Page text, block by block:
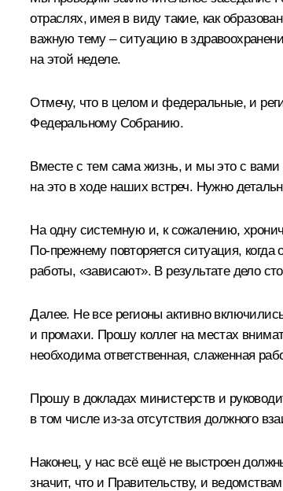
отраслях, имея в виду такие, как
важную тему – ситуацию в
на этой неделе.
Отмечу, что в целом и федеральные, и
Федеральному Собранию.
Вместе с тем сама жизнь, и мы это с вами
на это в ходе наших встреч. Нужно
На одну системную и, к сожалению,
По‑прежнему повторяется ситуация,
работы, «зависают». В результате дело
Далее. Не все регионы активно
и промахи. Прошу коллег на местах
необходима ответственная, слаженная
Прошу в докладах министерств и
в том числе из‑за отсутствия должного
Наконец, у нас всё ещё не выстроен
значит, что и Правительству, и